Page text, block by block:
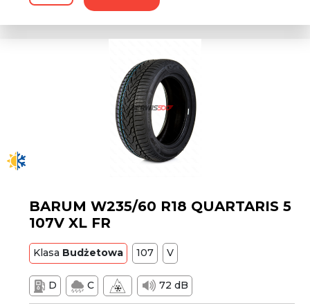
BARUM W235/60 R18 QUARTARIS 5
107V XL FR
Klasa Budżetowa 107 V
D C 72 dB